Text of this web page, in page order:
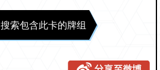
搜索包含此卡的牌组